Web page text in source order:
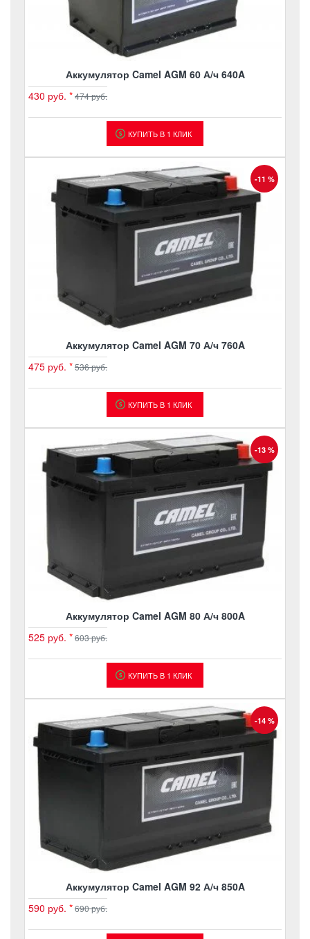
Аккумулятор Camel AGM 60 А/ч 640A
430 руб. *474 руб.
КУПИТЬ В 1 КЛИК
-11 %
Аккумулятор Camel AGM 70 А/ч 760A
475 руб. *536 руб.
КУПИТЬ В 1 КЛИК
-13 %
Аккумулятор Camel AGM 80 А/ч 800A
525 руб. *603 руб.
КУПИТЬ В 1 КЛИК
-14 %
Аккумулятор Camel AGM 92 А/ч 850A
590 руб. *690 руб.